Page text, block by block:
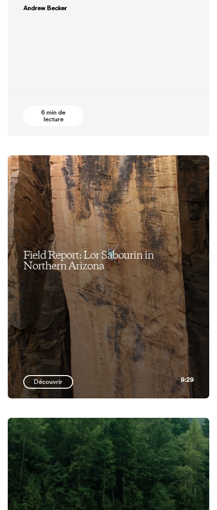
Andrew Becker
6 min de
lecture
Field Report: Lor Sabourin in
Northern Arizona
Découvrir 9:29